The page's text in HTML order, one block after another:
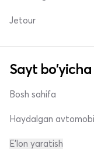
Jetour
Sayt
Bosh sahifa
Haydalgan
E'lon yaratish